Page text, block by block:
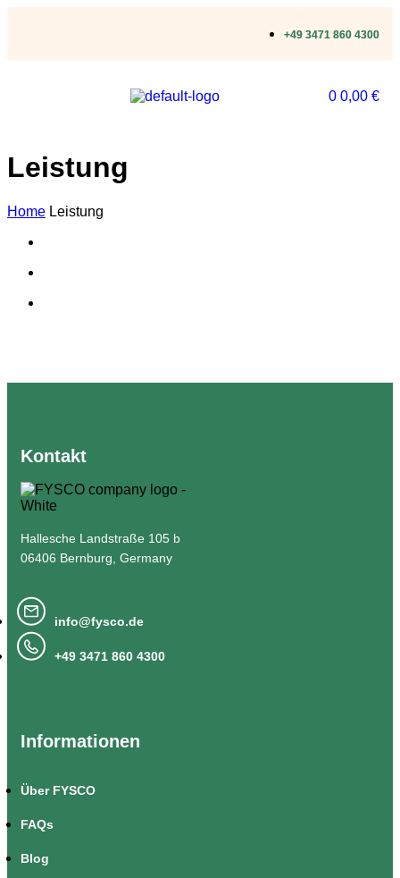
+49 3471 860 4300
0 0,00 €
Leistung
Home Leistung
Kontakt
Hallesche Landstraße 105 b
06406 Bernburg, Germany
info@fysco.de
+49 3471 860 4300
Informationen
Über FYSCO
FAQs
Blog